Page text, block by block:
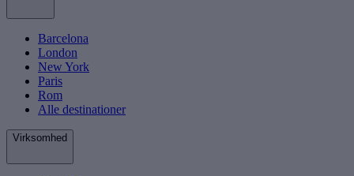
Barcelona
London
New York
Paris
Rom
Alle destinationer
Virksomhed